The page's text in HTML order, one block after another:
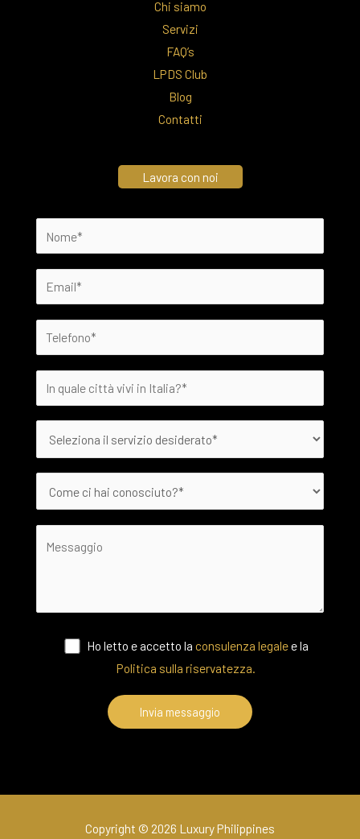
Chi siamo
Servizi
FAQ’s
LPDS Club
Blog
Contatti
Lavora con noi
Ho letto e accetto laconsulenza legalee la
Politica sulla riservatezza.
Copyright © 2026 Luxury Philippines